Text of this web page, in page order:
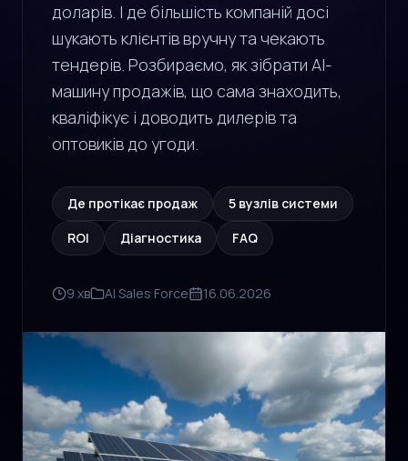
доларів. І де більшість компаній досі
шукають клієнтів вручну та чекають
тендерів. Розбираємо, як зібрати AI-
машину продажів, що сама знаходить,
кваліфікує і доводить дилерів та
оптовиків до угоди.
Де протікає продаж
5 вузлів системи
ROI
Діагностика FAQ
9 хв AI Sales Force 16.06.2026